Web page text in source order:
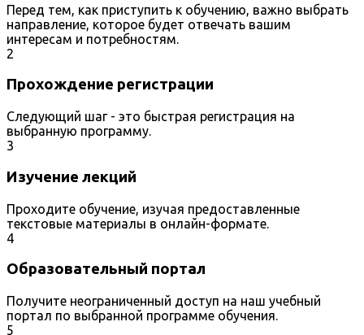
Перед тем, как приступить к обучению, важно выбрать
направление, которое будет отвечать вашим
интересам и потребностям.
2
Прохождение регистрации
Следующий шаг - это быстрая регистрация на
выбранную программу.
3
Изучение лекций
Проходите обучение, изучая предоставленные
текстовые материалы в онлайн-формате.
4
Образовательный портал
Получите неограниченный доступ на наш учебный
портал по выбранной программе обучения.
5